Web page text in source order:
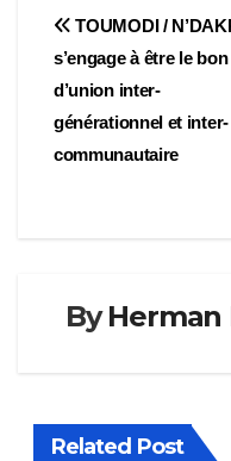
de
l’article
TOUMODI /
s’engage à être le
d’union inter-
générationnel et inter-
communautaire
ByHerman
Related Post